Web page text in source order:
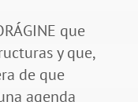
que
y que,
de que
agenda